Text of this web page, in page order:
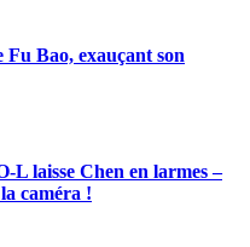
Bao, exauçant son
L laisse Chen en larmes –
caméra !